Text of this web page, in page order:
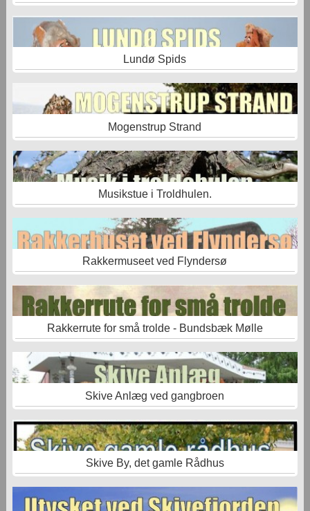
Lundø Spids
Mogenstrup Strand
Musikstue i Troldhulen.
Rakkermuseet ved Flyndersø
Rakkerrute for små trolde - Bundsbæk Mølle
Skive Anlæg ved gangbroen
Skive By, det gamle Rådhus